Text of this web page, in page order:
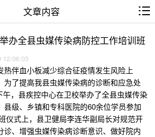
文章内容
办全县虫媒传染病防控工作培训班
12:06:03
热伴血小板减少综合征疫情发生风险上
为了提高我县虫媒传染病的诊断和应急处
午，县疾控中心在卫校举办了全县虫媒传染
县级、乡镇和专科医院的60余位学员参加
仪式上，县卫健局李连华副局长对规范开
诊、增强虫媒传染病诊断意识、做好院内